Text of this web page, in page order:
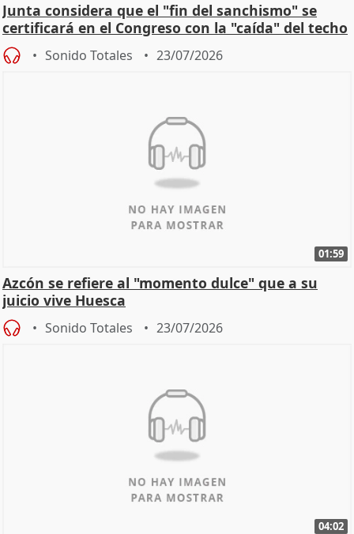
Junta considera que el "fin del sanchismo" se
certificará en el Congreso con la "caída" del techo
de
Sonido Totales 23/07/2026
01:59
Azcón se refiere al "momento dulce" que a su
juicio vive Huesca
Sonido Totales 23/07/2026
04:02